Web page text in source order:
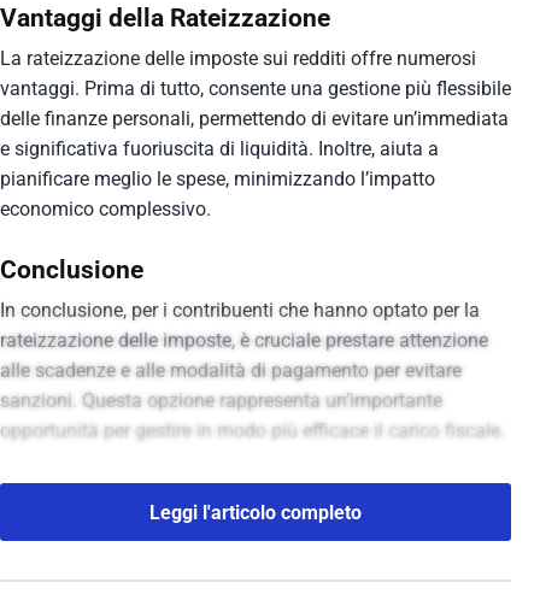
Vantaggi della Rateizzazione
La rateizzazione delle imposte sui redditi offre numerosi
vantaggi. Prima di tutto, consente una gestione più flessibile
delle finanze personali, permettendo di evitare un’immediata
e significativa fuoriuscita di liquidità. Inoltre, aiuta a
pianificare meglio le spese, minimizzando l’impatto
economico complessivo.
Conclusione
In conclusione, per i contribuenti che hanno optato per la
rateizzazione delle imposte, è cruciale prestare attenzione
alle scadenze e alle modalità di pagamento per evitare
sanzioni. Questa opzione rappresenta un’importante
opportunità per gestire in modo più efficace il carico fiscale.
Leggi l'articolo completo